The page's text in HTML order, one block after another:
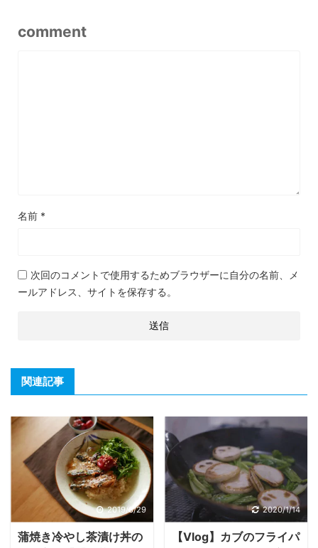
comment
名前 *
次回のコメントで使用するためブラウザーに自分の名前、メ
ールアドレス、サイトを保存する。
関連記事
2019/8/29
蒲焼き冷やし茶漬け丼の
2020/1/14
【Vlog】カブのフライパ